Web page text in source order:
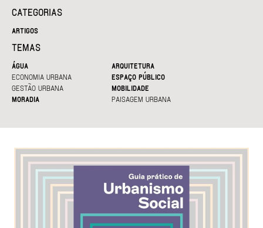
CATEGORIAS
ARTIGOS
TEMAS
ÁGUA
ARQUITETURA
ECONOMIA URBANA
ESPAÇO PÚBLICO
GESTÃO URBANA
MOBILIDADE
MORADIA
PAISAGEM URBANA